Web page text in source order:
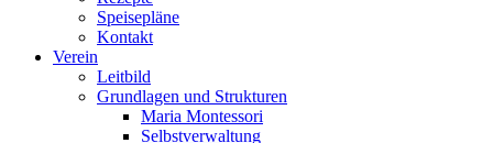
Speisepläne
Kontakt
Verein
Leitbild
Grundlagen und Strukturen
Maria Montessori
Selbstverwaltung